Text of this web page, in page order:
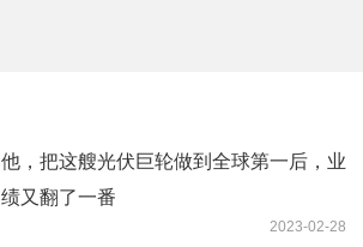
他，把这艘光伏巨轮做到全球第一后，业
绩又翻了一番
2023-02-28